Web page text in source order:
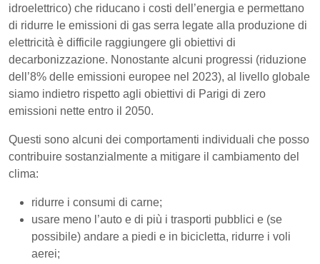
idroelettrico) che riducano i costi dell’energia e permettano
di ridurre le emissioni di gas serra legate alla produzione di
elettricità è difficile raggiungere gli obiettivi di
decarbonizzazione. Nonostante alcuni progressi (riduzione
dell’8% delle emissioni europee nel 2023), al livello globale
siamo indietro rispetto agli obiettivi di Parigi di zero
emissioni nette entro il 2050.
Questi sono alcuni dei comportamenti individuali che posso
contribuire sostanzialmente a mitigare il cambiamento del
clima:
ridurre i consumi di carne;
usare meno l’auto e di più i trasporti pubblici e (se
possibile) andare a piedi e in bicicletta, ridurre i voli
aerei;